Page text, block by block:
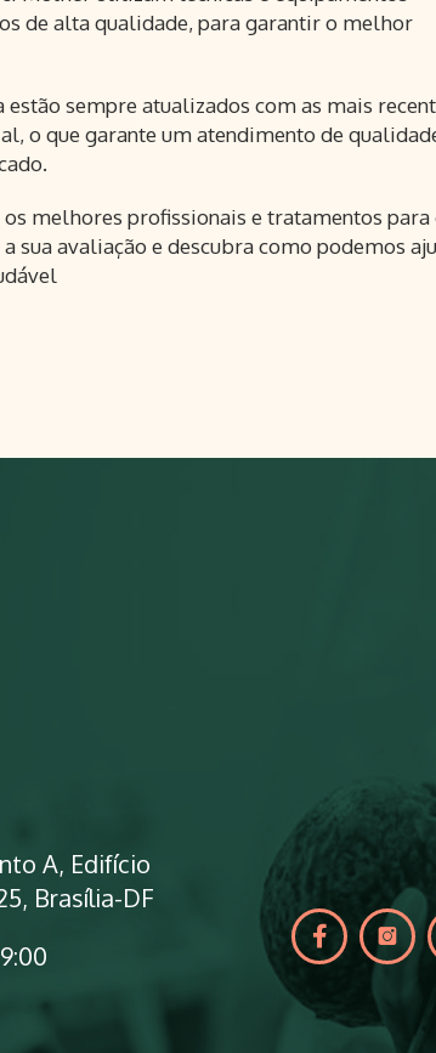
de alta qualidade, para garantir o melhor
sempre atualizados com as mais
o que garante um atendimento de
melhores profissionais e tratamentos para
sua avaliação e descubra como podemos
A, Edifício
Brasília-DF